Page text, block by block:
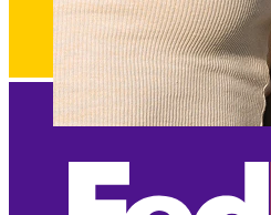
Capezzolo
Compra per piercing